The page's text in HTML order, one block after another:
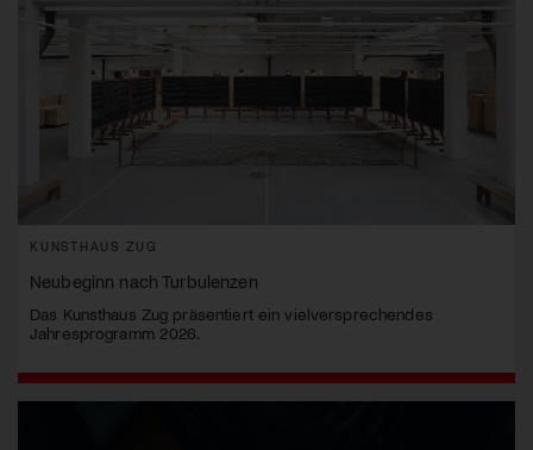
KUNSTHAUS ZUG
Neubeginn nach Turbulenzen
Das Kunsthaus Zug präsentiert ein vielversprechendes
Jahresprogramm 2026.